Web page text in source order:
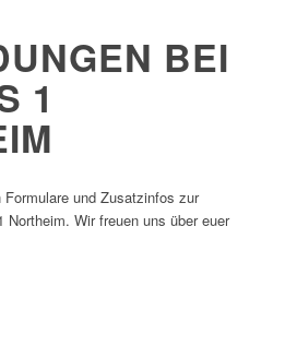
BEI
1
und Zusatzinfos zur
Northeim. Wir freuen uns über euer